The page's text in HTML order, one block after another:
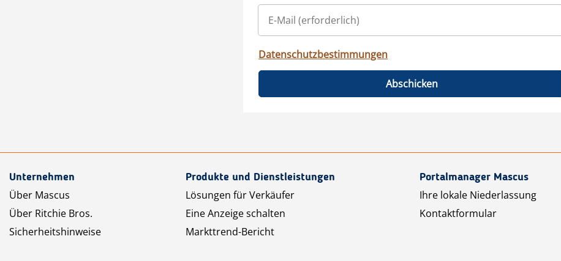
Datenschutzbestimmungen
Abschicken
Unternehmen
Über Mascus
Über Ritchie Bros.
Sicherheitshinweise
Produkte und Dienstleistungen
Lösungen für Verkäufer
Eine Anzeige schalten
Markttrend-Bericht
Portalmanager Mascus
Ihre lokale Niederlassung
Kontaktformular